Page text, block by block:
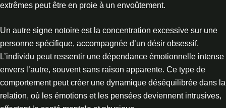
extrêmes peut être en proie à un envoûtement.
Un autre signe notoire est la concentration excessive sur une
personne spécifique, accompagnée d’un désir obsessif.
L’individu peut ressentir une dépendance émotionnelle intense
envers l’autre, souvent sans raison apparente. Ce type de
comportement peut créer une dynamique déséquilibrée dans la
relation, où les émotions et les pensées deviennent intrusives,